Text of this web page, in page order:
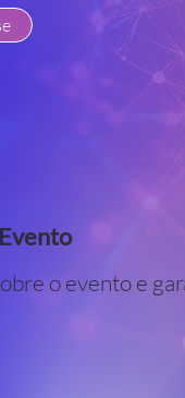
o evento e